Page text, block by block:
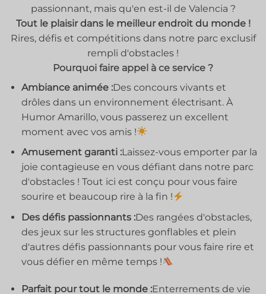
passionnant, mais qu'en est-il de Valencia ?
Tout le plaisir dans le meilleur endroit du monde !
Rires, défis et compétitions dans notre parc exclusif
rempli d'obstacles !
Pourquoi faire appel à ce service ?
Ambiance animée :Des concours vivants et
drôles dans un environnement électrisant. À
Humor Amarillo, vous passerez un excellent
moment avec vos amis !
Amusement garanti :Laissez-vous emporter par la
joie contagieuse en vous défiant dans notre parc
d'obstacles ! Tout ici est conçu pour vous faire
sourire et beaucoup rire à la fin !
Des défis passionnants :Des rangées d'obstacles,
des jeux sur les structures gonflables et plein
d'autres défis passionnants pour vous faire rire et
vous défier en même temps !
Parfait pour tout le monde :Enterrements de vie